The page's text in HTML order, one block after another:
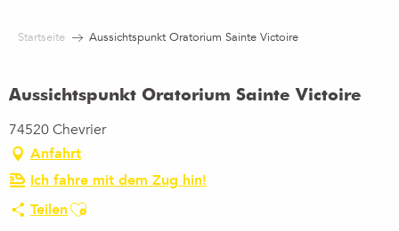
Startseite Aussichtspunkt Oratorium Sainte Victoire
Aussichtspunkt Oratorium Sainte Victoire
74520 Chevrier
Anfahrt
Ich fahre mit dem Zug hin!
TeilenAjouter aux favoris